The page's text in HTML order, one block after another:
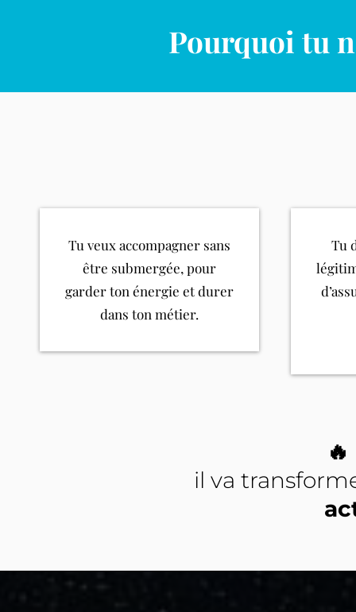
Pourquoi tu
Tu veux accompagner sans
être submergée, pour
garder ton énergie et durer
dans ton métier.
Tu
🔥
il va